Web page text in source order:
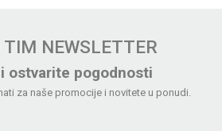
TIM NEWSLETTER
ostvarite pogodnosti
za naše promocije i novitete u ponudi.